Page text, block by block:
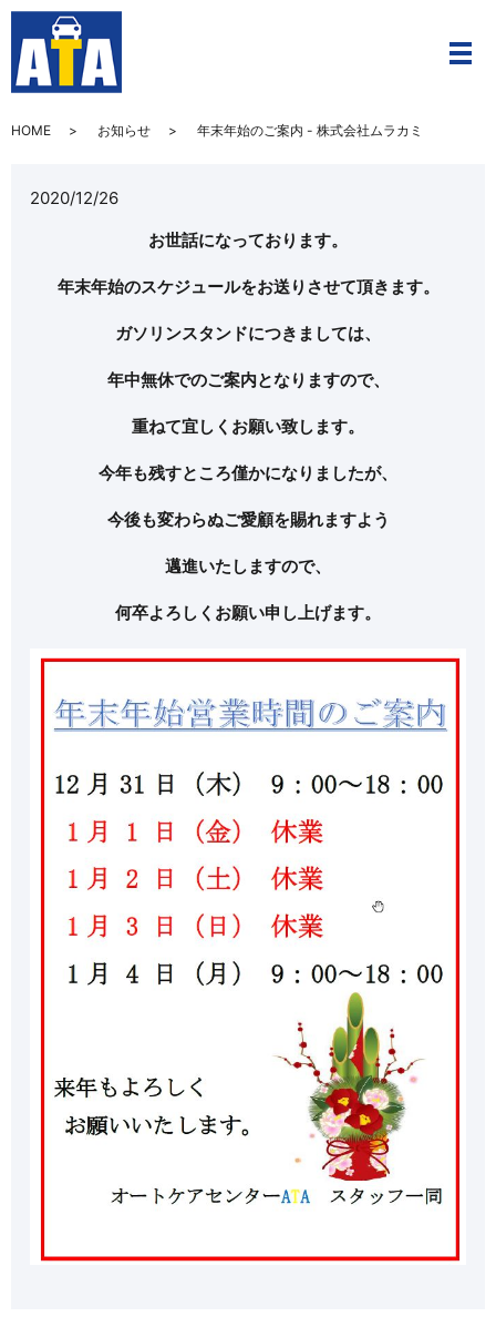
メ
HOME お知らせ 年末年始のご案内 - 株式会社ムラカミ
2020/12/26
お世話になっております。
年末年始のスケジュールをお送りさせて頂きます。
ガソリンスタンドにつきましては、
年中無休でのご案内となりますので、
重ねて宜しくお願い致します。
今年も残すところ僅かになりましたが、
今後も変わらぬご愛顧を賜れますよう
邁進いたしますので、
何卒よろしくお願い申し上げます。